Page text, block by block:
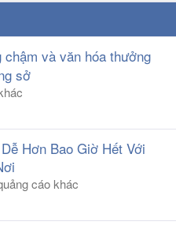
chậm và văn hóa thưởng
sở
Hơn Bao Giờ Hết Với
cáo khác